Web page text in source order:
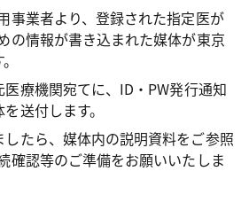
事業者より、登録された指定医が
の情報が書き込まれた媒体が東京
療機関宛てに、ID・PW発行通知
送付します。
たら、媒体内の説明資料をご参照
確認等のご準備をお願いいたしま